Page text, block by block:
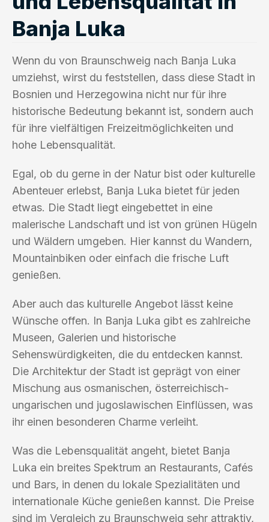
Banja Luka
Wenn du von Braunschweig nach Banja Luka
umziehst, wirst du feststellen, dass diese Stadt in
Bosnien und Herzegowina nicht nur für ihre
historische Bedeutung bekannt ist, sondern auch
für ihre vielfältigen Freizeitmöglichkeiten und
hohe Lebensqualität.
Egal, ob du gerne in der Natur bist oder kulturelle
Abenteuer erlebst, Banja Luka bietet für jeden
etwas. Die Stadt liegt eingebettet in eine
malerische Landschaft und ist von grünen Hügeln
und Wäldern umgeben. Hier kannst du Wandern,
Mountainbiken oder einfach die frische Luft
genießen.
Aber auch das kulturelle Angebot lässt keine
Wünsche offen. In Banja Luka gibt es zahlreiche
Museen, Galerien und historische
Sehenswürdigkeiten, die du entdecken kannst.
Die Architektur der Stadt ist geprägt von einer
Mischung aus osmanischen, österreichisch-
ungarischen und jugoslawischen Einflüssen, was
ihr einen besonderen Charme verleiht.
Was die Lebensqualität angeht, bietet Banja
Luka ein breites Spektrum an Restaurants, Cafés
und Bars, in denen du lokale Spezialitäten und
internationale Küche genießen kannst. Die Preise
sind im Vergleich zu Braunschweig sehr attraktiv,